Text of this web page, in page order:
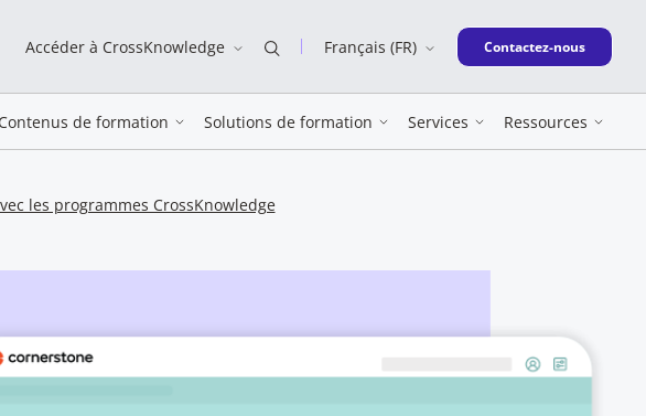
Accéder à CrossKnowledge Français (FR) New window
Contactez-nous
Contenus de formation Solutions de formation Services Ressources
les programmes CrossKnowledge